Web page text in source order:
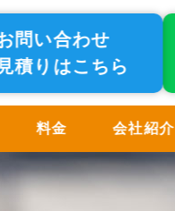
問い合わせ
積りはこちら
料金 会社紹介